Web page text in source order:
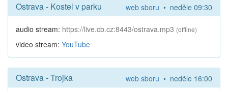
web sboru • neděle 09:30
Ostrava - Kostel v parku
audio stream: https://live.cb.cz:8443/ostrava.mp3 (offline)
video stream: YouTube
web sboru • neděle 16:00
Ostrava - Trojka